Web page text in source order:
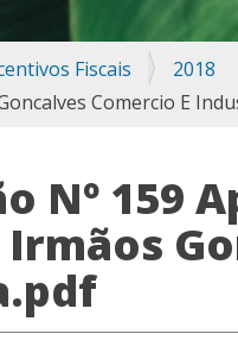
Fiscais
2018
Comercio E
Nº 159
Irmãos